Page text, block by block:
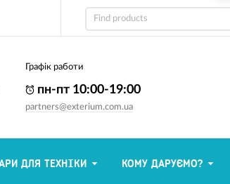
Графік работи
пн-пт 10:00-19:00
partners@exterium.com.ua
ДЛЯ ТЕХНІКИ КОМУ ДАРУЄМО?